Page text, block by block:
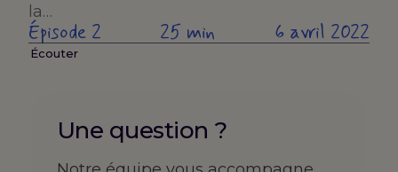
la…
Épisode 2 25 min 6 avril 2022
Écouter
Une question ?